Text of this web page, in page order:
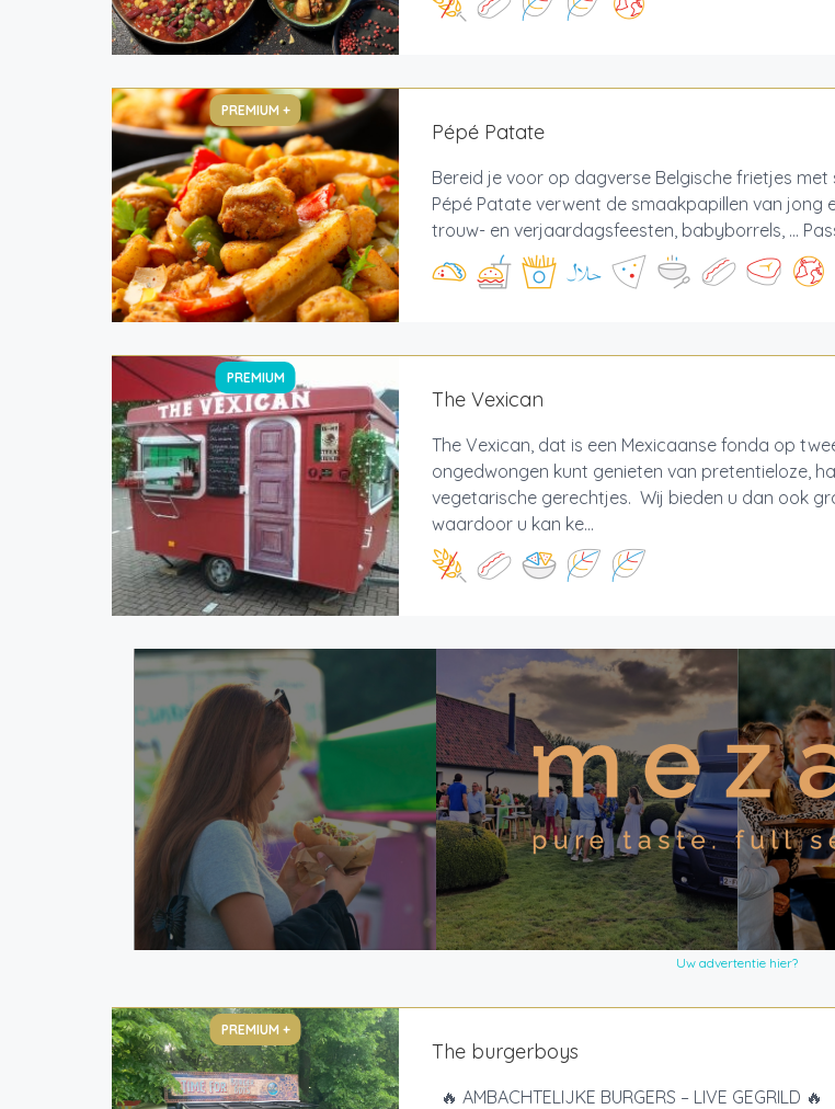
PREMIUM +
Pépé Patate
Bereid je voor op dagverse Belgische frietjes
Pépé Patate verwent de smaakpapillen van jong
trouw- en verjaardagsfeesten, babyborrels, ...
PREMIUM
The Vexican
The Vexican, dat is een Mexicaanse fonda op
ongedwongen kunt genieten van pretentieloze,
vegetarische gerechtjes. Wij bieden u dan ook
waardoor u kan ke...
Uw advertentie hier?
PREMIUM +
The burgerboys
🔥 AMBACHTELIJKE BURGERS – LIVE